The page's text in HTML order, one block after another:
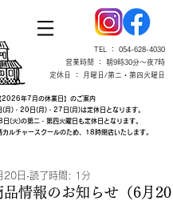
TEL ： 054-628-4030
営業時間 ： 朝9時30分～夜7時
定休日 ： 月曜日/第二・第四火曜日
2026年7月の休業日】のご案内
月)・20日(月)・27日(月)は定休日となります。
(火)の第二・第四火曜日も定休日となります。
ルチャースクールのため、18時閉店いたします。
情報のお知らせ​（6月20
20日 読了時間: 1分